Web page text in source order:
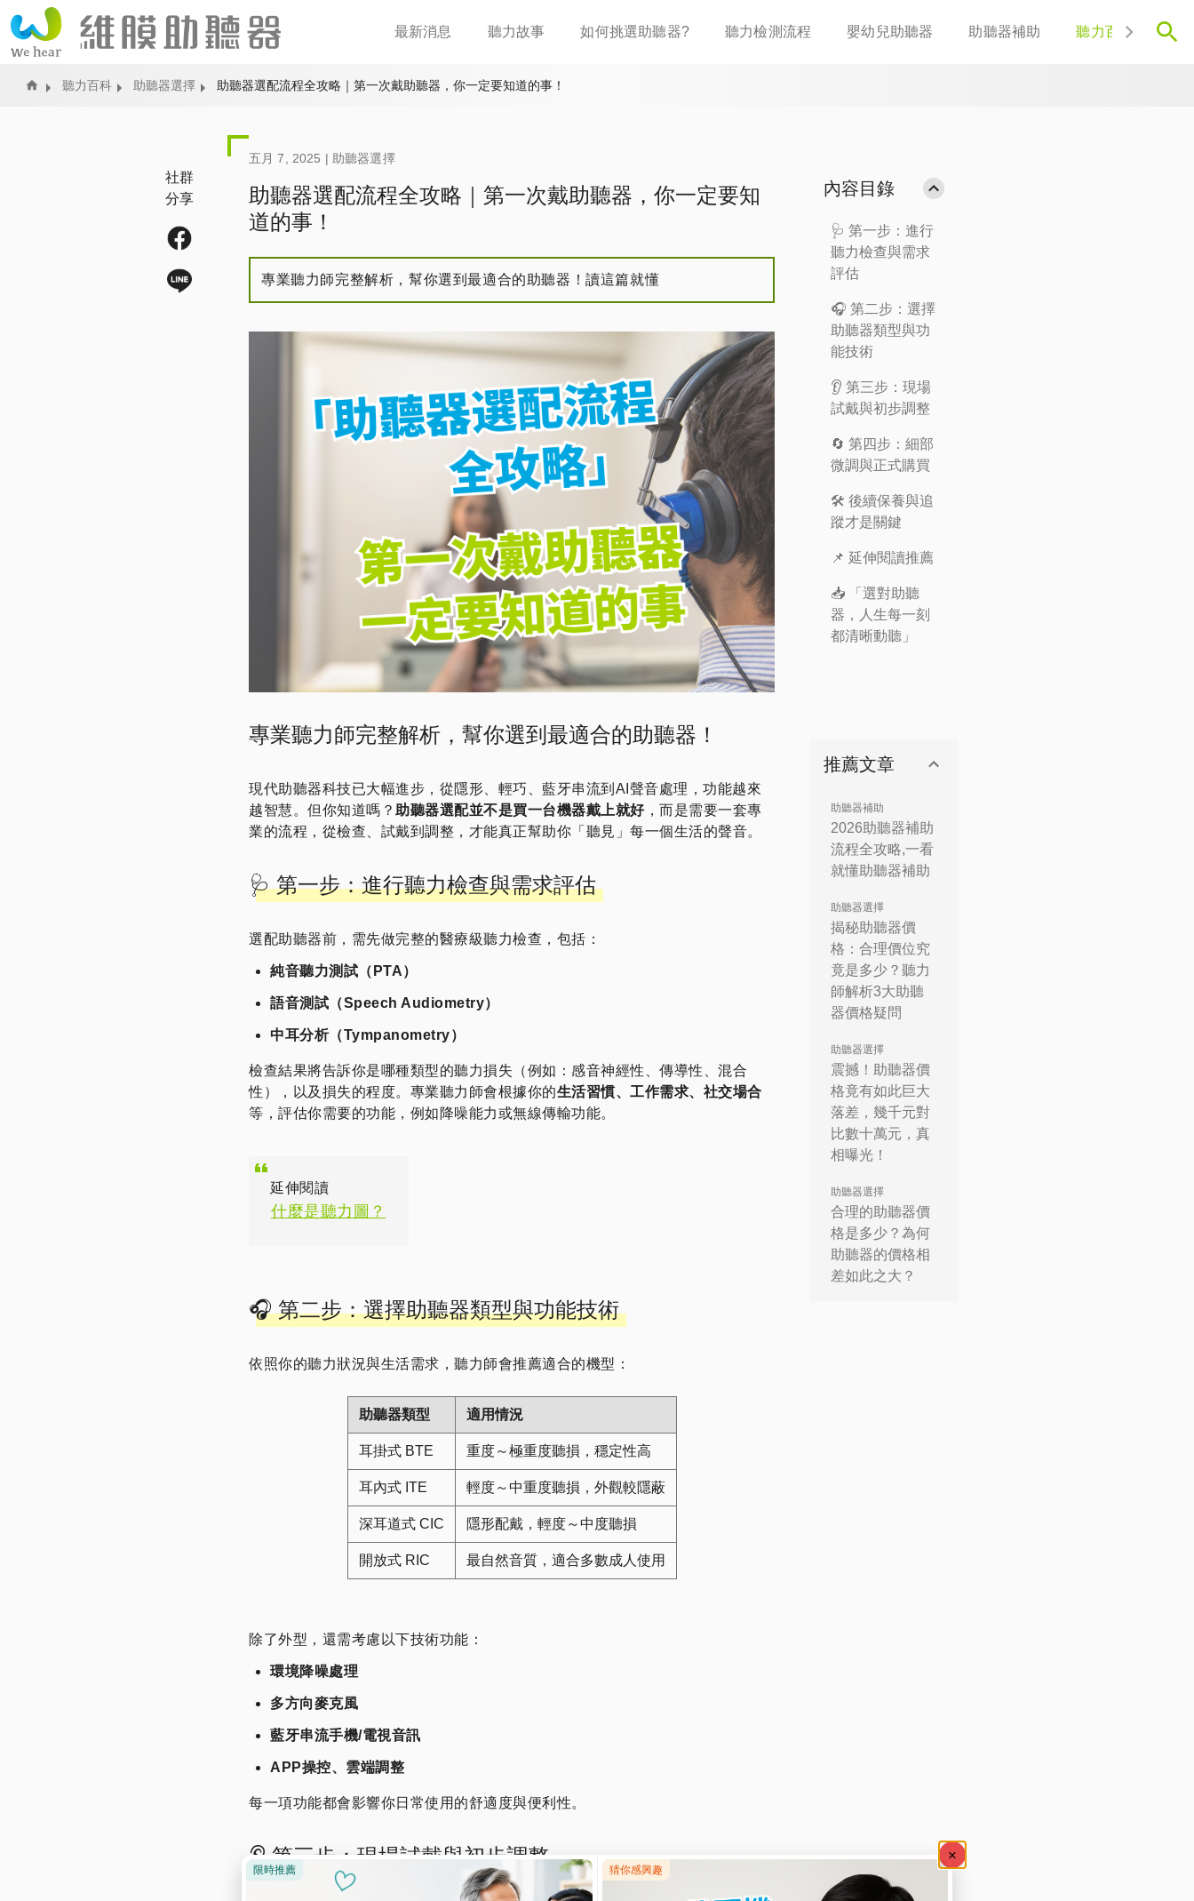
至
最新消息 聽力故事 如何挑選助聽器? 聽力檢測流程 嬰幼兒助聽器 助聽器補助 聽力百科 聯
Home 聽力百科 助聽器選擇 助聽器選配流程全攻略｜第一次戴助聽器，你一定要知道的事！
五月 7, 2025 | 助聽器選擇
助聽器選配流程全攻略｜第一次戴助聽器，你一定要知
道的事！
專業聽力師完整解析，幫你選到最適合的助聽器！讀這篇就懂
專業聽力師完整解析，幫你選到最適合的助聽器！
現代助聽器科技已大幅進步，從隱形、輕巧、藍牙串流到AI聲音處理，功能越來
越智慧。但你知道嗎？ 助聽器選配並不是買一台機器戴上就好，而是需要一套專
業的流程，從檢查、試戴到調整，才能真正幫助你「聽見」每一個生活的聲音。
🩺 第一步：進行聽力檢查與需求評估
選配助聽器前，需先做完整的醫療級聽力檢查，包括：
純音聽力測試（PTA）
語音測試（Speech Audiometry）
中耳分析（Tympanometry）
檢查結果將告訴你是哪種類型的聽力損失（例如：感音神經性、傳導性、混合
性），以及損失的程度。專業聽力師會根據你的生活習慣、工作需求、社交場合
等，評估你需要的功能，例如降噪能力或無線傳輸功能。
延伸閱讀
什麼是聽力圖？
🎧 第二步：選擇助聽器類型與功能技術
依照你的聽力狀況與生活需求，聽力師會推薦適合的機型：
助聽器類型 適用情況
耳掛式 BTE 重度～極重度聽損，穩定性高
耳內式 ITE 輕度～中重度聽損，外觀較隱蔽
深耳道式 CIC 隱形配戴，輕度～中度聽損
開放式 RIC 最自然音質，適合多數成人使用
除了外型，還需考慮以下技術功能：
環境降噪處理
多方向麥克風
藍牙串流手機/電視音訊
APP操控、雲端調整
每一項功能都會影響你日常使用的舒適度與便利性。
👂 第三步：現場試戴與初步調整
社群
分享
內容目錄
🩺 第一步：進行
聽力檢查與需求
評估
🎧 第二步：選擇
助聽器類型與功
能技術
👂 第三步：現場
試戴與初步調整
🔄 第四步：細部
微調與正式購買
🛠️ 後續保養與追
蹤才是關鍵
📌 延伸閱讀推薦
📥 「選對助聽
器，人生每一刻
都清晰動聽」
推薦文章
助聽器補助
2026助聽器補助
流程全攻略,一看
就懂助聽器補助
助聽器選擇
揭秘助聽器價
格：合理價位究
竟是多少？聽力
師解析3大助聽
器價格疑問
助聽器選擇
震撼！助聽器價
格竟有如此巨大
落差，幾千元對
比數十萬元，真
相曝光！
助聽器選擇
合理的助聽器價
格是多少？為何
助聽器的價格相
差如此之大？